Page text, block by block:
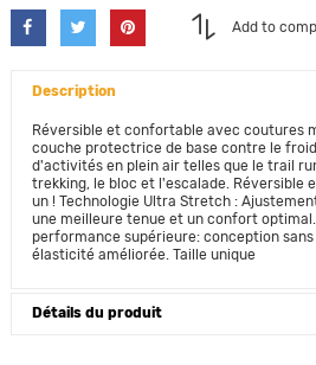
Add to
Description
Réversible et confortable avec coutures
couche protectrice de base contre le
d'activités en plein air telles que le trail
trekking, le bloc et l'escalade. Réversible
un ! Technologie Ultra Stretch :
une meilleure tenue et un confort
performance supérieure: conception
élasticité améliorée. Taille unique
Détails du produit